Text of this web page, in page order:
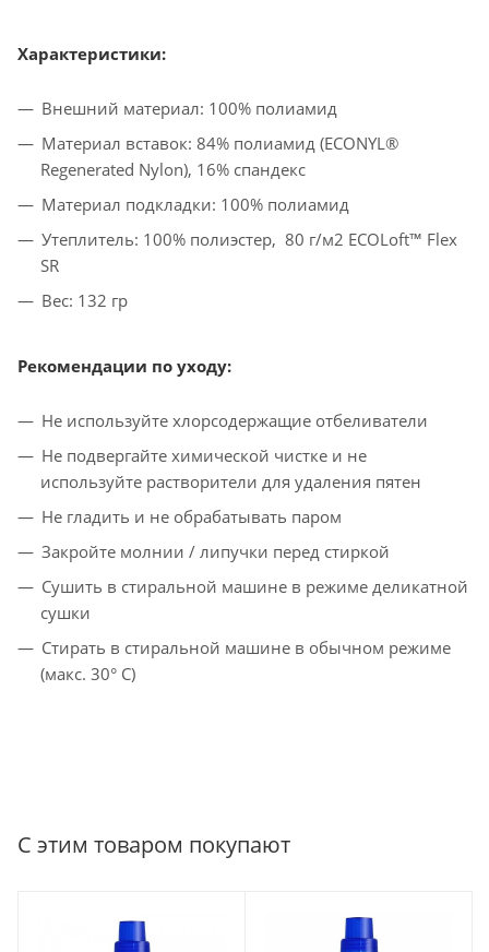
Характеристики:
Внешний материал: 100% полиамид
Материал вставок: 84% полиамид (ECONYL®
Regenerated Nylon), 16% спандекс
Материал подкладки: 100% полиамид
Утеплитель: 100% полиэстер, 80 г/м2 ECOLoft™ Flex
SR
Вес: 132 гр
Рекомендации по уходу:
Не используйте хлорсодержащие отбеливатели
Не подвергайте химической чистке и не
используйте растворители для удаления пятен
Не гладить и не обрабатывать паром
Закройте молнии / липучки перед стиркой
Сушить в стиральной машине в режиме деликатной
сушки
Стирать в стиральной машине в обычном режиме
(макс. 30° C)
С этим товаром покупают